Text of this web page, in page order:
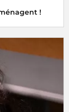
!
décembre
sur la